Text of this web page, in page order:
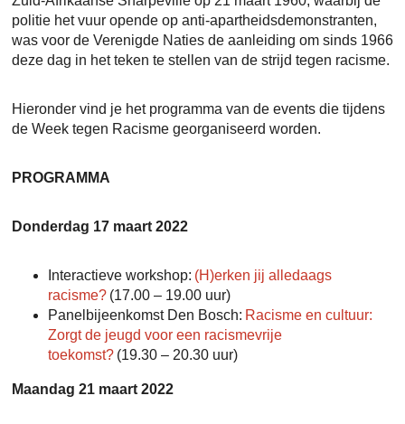
politie het vuur opende op anti-apartheidsdemonstranten,
was voor de Verenigde Naties de aanleiding om sinds 1966
deze dag in het teken te stellen van de strijd tegen racisme.
Hieronder vind je het programma van de events die tijdens
de Week tegen Racisme georganiseerd worden.
PROGRAMMA
Donderdag 17 maart 2022
Interactieve workshop: (H)erken jij alledaags
racisme?(17.00 – 19.00 uur)
Panelbijeenkomst Den Bosch: Racisme en cultuur:
Zorgt de jeugd voor een racismevrije
toekomst?(19.30 – 20.30 uur)
Maandag 21 maart 2022